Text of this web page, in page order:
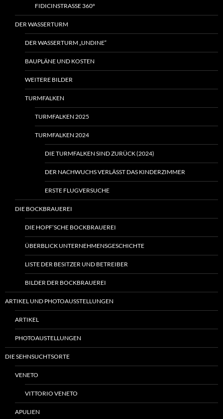
FIDICINSTRASSE 360°
DER WASSERTURM
DER WASSERTURM „UNDINE“
BAUPLÄNE UND KOSTEN
WEITERE BILDER
TURMFALKEN
TURMFALKEN 2025
TURMFALKEN 2024
DIE TURMFALKEN SIND ZURÜCK (2024)
DER NACHWUCHS VERLÄSST DAS KINDERZIMMER
ERSTE FLUGVERSUCHE
DIE BOCKBRAUEREI
DIE HOPF’SCHE BOCKBRAUEREI
ÜBERBLICK UNTERNEHMENSGESCHICHTE
LISTE DER BESITZER UND BETREIBER
BILDER DER BOCKBRAUEREI
ARTIKEL UND PHOTOAUSSTELLUNGEN
ARTIKEL
PHOTOAUSTELLUNGEN
DIE SEHNSUCHTSORTE
VENETO
VITTORIO VENETO
APULIEN